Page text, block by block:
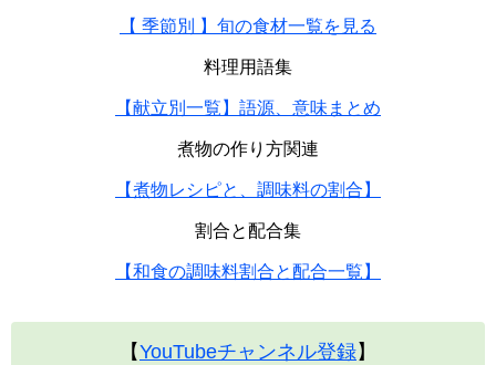
【 季節別 】旬の食材一覧を見る
料理用語集
【献立別一覧】語源、意味まとめ
煮物の作り方関連
【煮物レシピと、調味料の割合】
割合と配合集
【和食の調味料割合と配合一覧】
【YouTubeチャンネル登録】